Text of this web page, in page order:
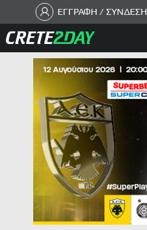
ΕΓΓΡΑΦΗ / ΣΥΝΔΕΣΗ